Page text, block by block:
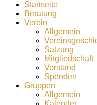
Startseite
Beratung
Verein
Allgemein
Satzung
Mitglied­schaft
Vorstand
Spenden
Gruppen
Allgemein